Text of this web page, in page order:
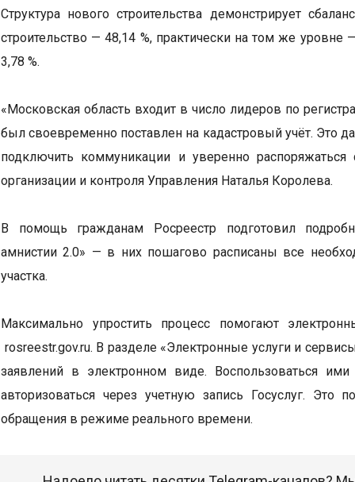
Структура нового строительства демонстрирует
строительство — 48,14 %, практически на том же
3,78 %.
«Московская область входит в число лидеров по
был своевременно поставлен на кадастровый учёт. Это
подключить коммуникации и уверенно
организации и контроля Управления Наталья Королева.
В помощь гражданам Росреестр подготовил
амнистии 2.0» — в них пошагово расписаны все
участка.
Максимально упростить процесс помогают
rosreestr.gov.ru. В разделе «Электронные услуги и
заявлений в электронном виде. Воспользоваться
авторизоваться через учетную запись Госуслуг. Это
обращения в режиме реального времени.